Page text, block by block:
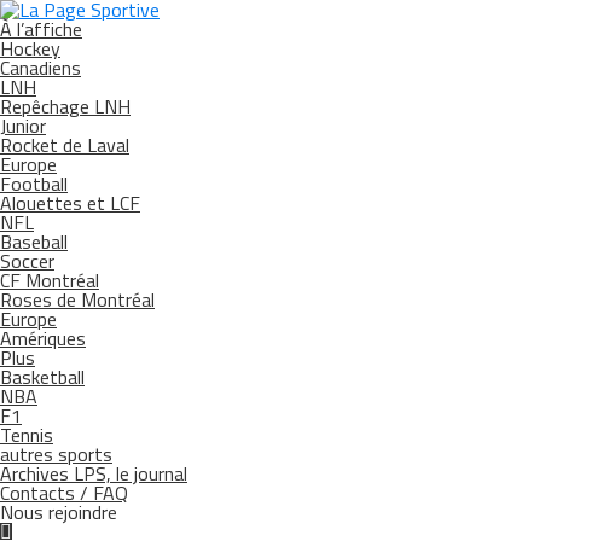
À l’affiche
Hockey
Canadiens
LNH
Repêchage LNH
Junior
Rocket de Laval
Europe
Football
Alouettes et LCF
NFL
Baseball
Soccer
CF Montréal
Roses de Montréal
Europe
Amériques
Plus
Basketball
NBA
F1
Tennis
autres sports
Archives LPS, le journal
Contacts / FAQ
Nous rejoindre